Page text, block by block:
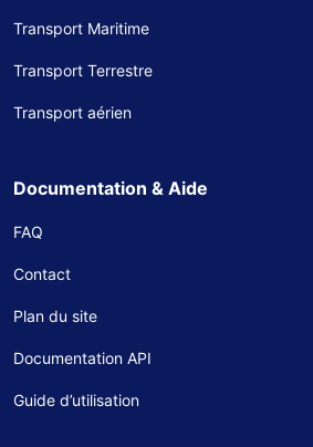
Transport Maritime
Transport Terrestre
Transport aérien
Documentation & Aide
FAQ
Contact
Plan du site
Documentation API
Guide d’utilisation